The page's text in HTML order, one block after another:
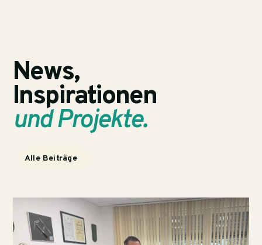
News,
Inspirationen
und Projekte.
Alle Beiträge